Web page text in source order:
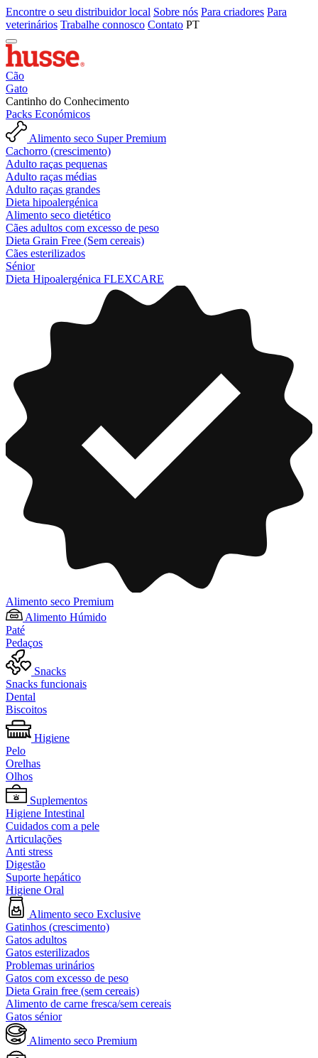
Encontre o seu distribuidor local Sobre nós Para criadores Para
veterinários Trabalhe connosco Contato PT
Cão
Gato
Cantinho do Conhecimento
Packs Económicos
Alimento seco Super Premium
Cachorro (crescimento)
Adulto raças pequenas
Adulto raças médias
Adulto raças grandes
Dieta hipoalergénica
Alimento seco dietético
Cães adultos com excesso de peso
Dieta Grain Free (Sem cereais)
Cães esterilizados
Sénior
Dieta Hipoalergénica FLEXCARE
Alimento seco Premium
Alimento Húmido
Paté
Pedaços
Snacks
Snacks funcionais
Dental
Biscoitos
Higiene
Pelo
Orelhas
Olhos
Suplementos
Higiene Intestinal
Cuidados com a pele
Articulações
Anti stress
Digestão
Suporte hepático
Higiene Oral
Alimento seco Exclusive
Gatinhos (crescimento)
Gatos adultos
Gatos esterilizados
Problemas urinários
Gatos com excesso de peso
Dieta Grain free (sem cereais)
Alimento de carne fresca/sem cereais
Gatos sénior
Alimento seco Premium